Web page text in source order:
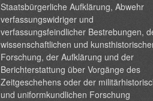
Staatsbürgerliche Aufklärung, Abwehr
verfassungswidriger und
verfassungsfeindlicher Bestrebungen,
wissenschaftlichen und
Forschung, der Aufklärung und der
Berichterstattung über Vorgänge des
Zeitgeschehens oder der
und uniformkundlichen Forschung